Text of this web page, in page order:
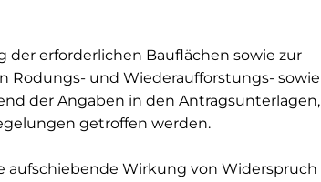
erforderlichen Bauflächen sowie zur
Rodungs- und Wiederaufforstungs- sowie
der Angaben in den Antragsunterlagen,
getroffen werden.
aufschiebende Wirkung von Widerspruch